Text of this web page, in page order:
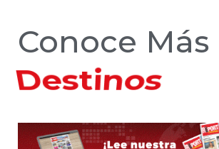
Conoce Más
Hoteles